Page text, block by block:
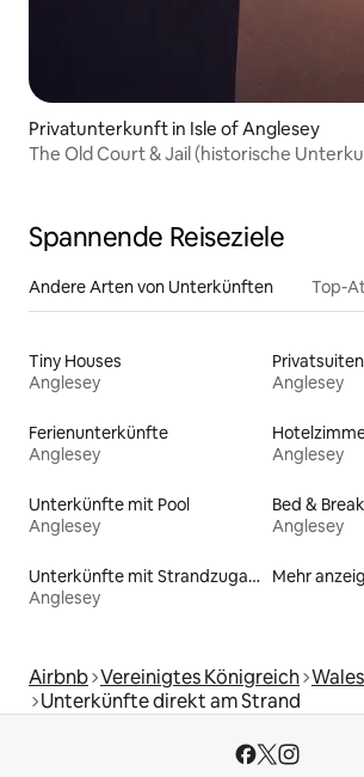
Privatunterkunft in Isle of Anglesey
The Old Court & Jail (historische
Spannende Reiseziele
Andere Arten von Unterkünften Top-
Tiny Houses
Anglesey
Privatsuiten
Anglesey
Ferienunterkünfte
Anglesey
Anglesey
Unterkünfte mit Pool
Anglesey
Bed &
Anglesey
Unterkünfte mit Strandzugang
Anglesey
Mehr
Airbnb Vereinigtes Königreich Wales
Unterkünfte direkt am Strand